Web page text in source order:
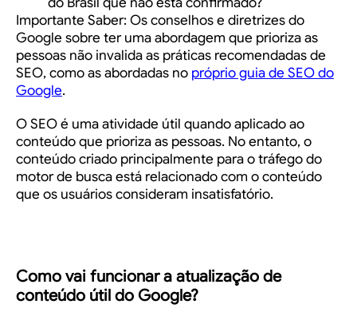
Importante Saber:Os conselhos e diretrizes do
Google sobre ter uma abordagem que prioriza as
pessoas não invalida as práticas recomendadas de
SEO, como as abordadas no próprio guia de SEO do
Google.
O SEO é uma atividade útil quando aplicado ao
conteúdo que prioriza as pessoas. No entanto, o
conteúdo criado principalmente para o tráfego do
motor de busca está relacionado com o conteúdo
que os usuários consideram insatisfatório.
Como vai funcionar a atualização de
conteúdo útil do Google?